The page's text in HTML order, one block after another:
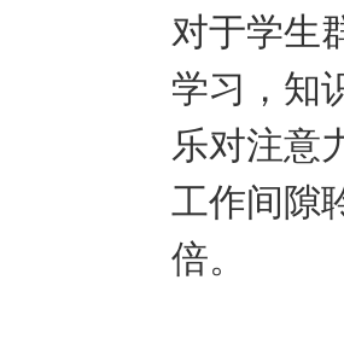
对于学生
学习，知
乐对注意
工作间隙
倍。